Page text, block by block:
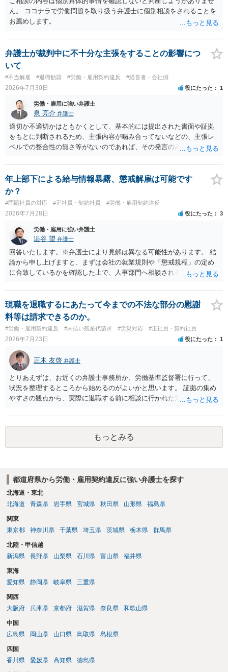
るか、解除事由が双方にどう定められているか、違約金の算定根拠が
合理的か、という複数論点に分かれます。契約前なら、交渉のパワー
コストを抑えやすいので、資料等を持参の上弁護士に確認されること
をお勧めします。 ・事務所側の解除でも、解除理由によってはタレン
ト側に損害賠償が発生する建付けになっていることはあります。ただ
し、事務所側が一方的に解除したのにタレントへ違約金を課す設計
は、合理性や対価性を欠くとして争いやすいです。逆に、タレント側
の重大な契約違反がある場合は、実損害の範囲で請求される可能性は
あります。
ん。 ココナラで労働問題を取り扱う弁護士に個別相談をされることを
お薦めします。
弁護士が裁判中に不十分な主張をすることの影響につ
いて
#不当解雇 #退職勧奨 #労働・雇用契約違反 #経営者・会社側
2026年7月30日 役にたった 1
労働・雇用に強い弁護士
泉 亮介 弁護士
適切か不適切かはともかくとして、基本的には提出された書面や証拠
をもとに判断されるため、主張内容が噛み合ってないなどの、主張レ
ベルでの整合性の無さ等がないのであれば、その発言のみで大きく不
年上部下による給与情報暴露、懲戒解雇は可能です
か？
#問題社員の対応 #正社員・契約社員 #労働・雇用契約違反
2026年7月28日 役にたった 3
労働・雇用に強い弁護士
澁谷 望 弁護士
回答いたします。※弁護士により見解は異なる可能性があります。 結
論から申し上げますと、まずは会社の就業規則や「懲戒規程」の定め
に合致しているかを確認した上で、人事部門へ相談されることが最優
ものの、重い懲戒処分の対象には十分なり得ます。 名誉や評価の回復
については、会社側に「部下の不正行為による情報漏洩」と正式に認
定させ、誤認した他部署への適切なフォローや周知を求めるのが有効
です。 あるいは、懲戒があったことを社内で周知される手続があるの
ならば、それにより軽微ながら回復はできるかもしれません。 さらに
個人としても、相手に対してプライバシー侵害等に基づく損害賠償
（慰謝料）を請求する選択肢がありえます（ただし、金額は多額にな
らない可能性があります。）。
現職を退職するにあたって今までの不法な部分の慰謝
料等は請求できるのか。
#労働・雇用契約違反 #未払い残業代請求 #労災対応 #正社員・契約社員
2026年7月23日 役にたった 1
正木 友啓 弁護士
とりあえずは、お近くの弁護士事務所か、労働基準監督署に行って、
状況を整理するところから始めるのがよいかと思います。 証拠の集め
やすさの観点から、実際に退職する前に相談に行かれた方がよいかと
もっとみる
都道府県から労働・雇用契約違反に強い弁護士を探す
北海道・東北
北海道
青森県 岩手県 宮城県 秋田県 山形県 福島県
関東
東京都
神奈川県 千葉県 埼玉県 茨城県 栃木県 群馬県
北陸・甲信越
新潟県
長野県 山梨県 石川県 富山県 福井県
東海
愛知県
静岡県 岐阜県 三重県
関西
大阪府
兵庫県 京都府 滋賀県 奈良県 和歌山県
中国
広島県
岡山県 山口県 鳥取県 島根県
四国
香川県
愛媛県 高知県 徳島県